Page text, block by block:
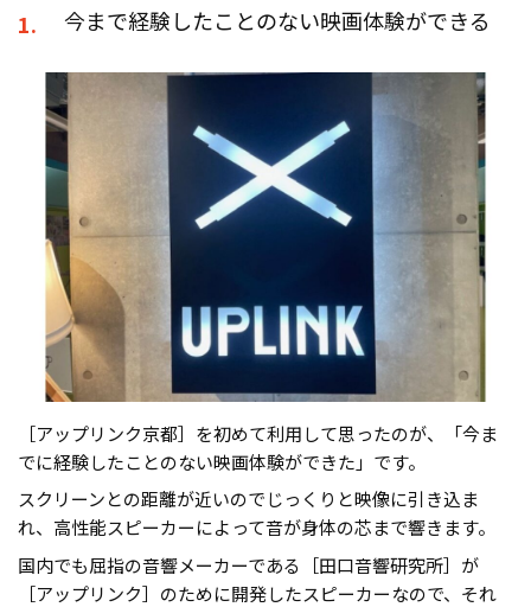
1. 今まで経験したことのない映画体験ができる
［アップリンク京都］を初めて利用して思ったのが、「今ま
でに経験したことのない映画体験ができた」です。
スクリーンとの距離が近いのでじっくりと映像に引き込ま
れ、高性能スピーカーによって音が身体の芯まで響きます。
国内でも屈指の音響メーカーである［田口音響研究所］が
［アップリンク］のために開発したスピーカーなので、それ